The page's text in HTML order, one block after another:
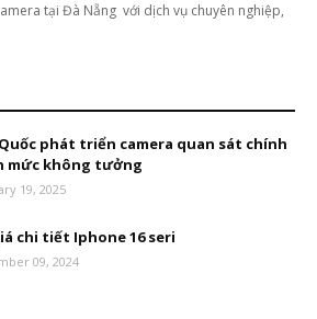
tại Đà Nẵng với dịch vụ chuyên nghiệp,
phát triển camera quan sát chính
mức không tưởng
19, 2025
chi tiết Iphone 16 seri
09, 2024